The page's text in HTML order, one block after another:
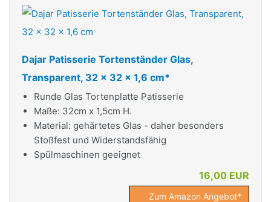
Dajar Patisserie Tortenständer Glas,
Transparent, 32 x 32 x 1,6 cm*
Runde Glas Tortenplatte Patisserie
Maße: 32cm x 1,5cm H.
Material: gehärtetes Glas - daher besonders
Stoßfest und Widerstandsfähig
Spülmaschinen geeignet
16,00 EUR
Zum Amazon Angebot*